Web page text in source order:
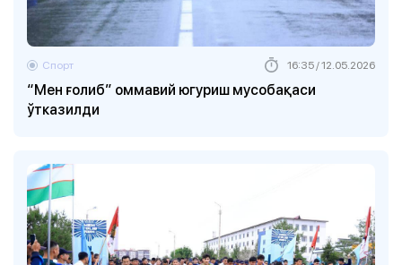
“Мен ғолиб” оммавий югуриш мусобақаси
ўтказилди
Спорт 16:35 / 12.05.2026